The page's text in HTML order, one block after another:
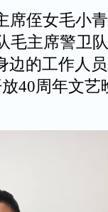
侄女毛小
毛主席警卫
边的工作人
40周年文艺